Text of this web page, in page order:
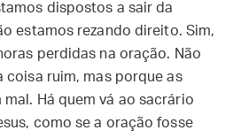
dispostos a sair da
estamos rezando direito. Sim,
perdidas na oração. Não
coisa ruim, mas porque as
mal. Há quem vá ao sacrário
como se a oração fosse